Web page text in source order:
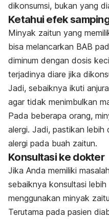
dikonsumsi, bukan yang
Ketahui efek
Minyak zaitun yang
bisa melancarkan BAB
diminum dengan dosis
terjadinya diare jika
Jadi, sebaiknya ikuti
agar tidak menimbulkan
Pada beberapa orang,
alergi. Jadi, pastikan lebih
alergi pada buah zaitun.
Konsultasi ke dokter
Jika Anda memiliki
sebaiknya konsultasi
menggunakan minyak
Terutama pada pasien